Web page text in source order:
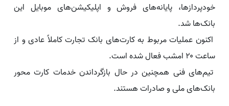
خودپردازها، پایانه‌های فروش و اپلیکیشن‌های موبایل این
بانک‌ها شد.
اکنون عملیات مربوط به کارت‌های بانک تجارت کاملاً عادی و از
ساعت ۲۰ امشب فعال شده است.
تیم‌های فنی همچنین در حال بازگرداندن خدمات کارت محور
بانک‌های ملی و صادرات هستند.